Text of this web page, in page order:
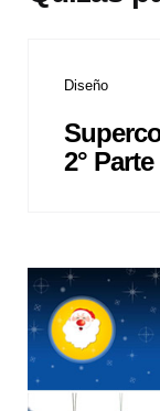
Categories
Diseño
2° Parte